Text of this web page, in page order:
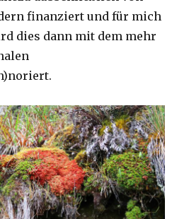
finanziert und für mich
dies dann mit dem mehr